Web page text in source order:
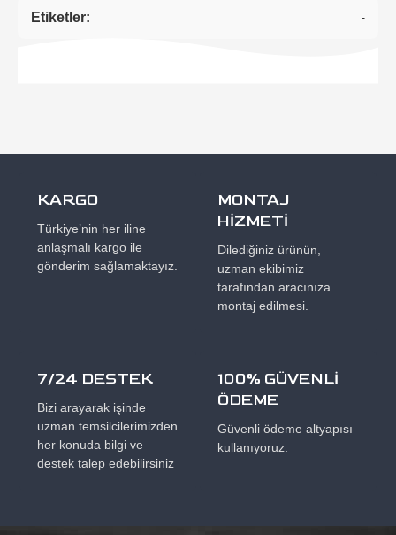
Etiketler: -
KARGO
Türkiye’nin her iline
anlaşmalı kargo ile
gönderim sağlamaktayız.
MONTAJ
HİZMETİ
Dilediğiniz ürünün,
uzman ekibimiz
tarafından aracınıza
montaj edilmesi.
7/24 DESTEK
Bizi arayarak işinde
uzman temsilcilerimizden
her konuda bilgi ve
destek talep edebilirsiniz
100% GÜVENLİ
ÖDEME
Güvenli ödeme altyapısı
kullanıyoruz.